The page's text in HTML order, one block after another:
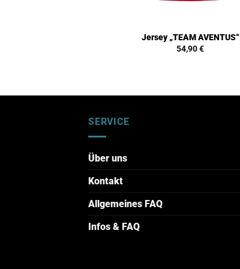
Jersey „TEAM AVENTUS“
54,90€
SERVICE
Über uns
Kontakt
Allgemeines FAQ
Infos & FAQ